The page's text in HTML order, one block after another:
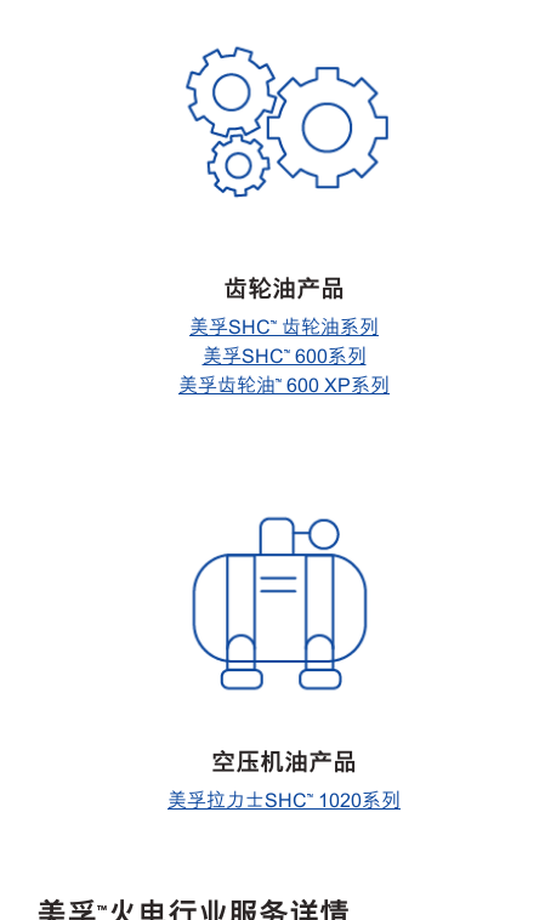
齿轮油产品
美孚SHC™ 齿轮油系列
美孚SHC™ 600系列
美孚齿轮油™ 600 XP系列
空压机油产品
美孚拉力士SHC™ 1020系列